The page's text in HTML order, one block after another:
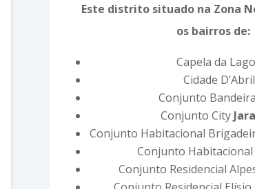
Este distrito situado na Zona
os bairros de:
Capela da
Cidade D’Abril
Conjunto
Conjunto City
Conjunto Habitacional
Conjunto
Conjunto Residencial